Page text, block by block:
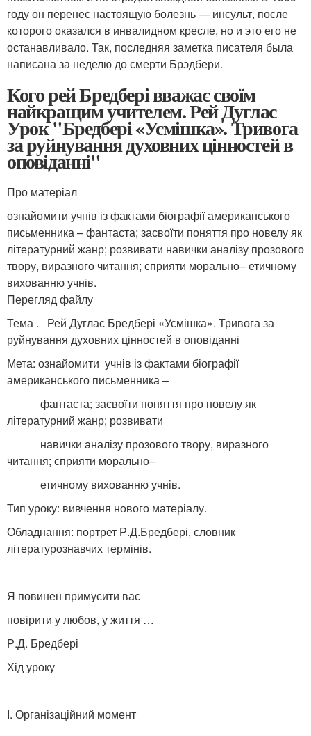
году он перенес настоящую болезнь — инсульт, после
которого оказался в инвалидном кресле, но и это его не
останавливало. Так, последняя заметка писателя была
написана за неделю до смерти Брэдбери.
Кого рей Бредбері вважає своїм
найкращим учителем. Рей Дуглас
Урок "Бредбері «Усмішка». Тривога
за руйнування духовних цінностей в
оповіданні"
Про матеріал
ознайомити учнів із фактами біографії американського
письменника – фантаста; засвоїти поняття про новелу як
літературний жанр; розвивати навички аналізу прозового
твору, виразного читання; сприяти морально– етичному
вихованню учнів.
Перегляд файлу
Тема . Рей Дуглас Бредбері «Усмішка». Тривога за
руйнування духовних цінностей в оповіданні
Мета: ознайомити учнів із фактами біографії
американського письменника –
фантаста; засвоїти поняття про новелу як
літературний жанр; розвивати
навички аналізу прозового твору, виразного
читання; сприяти морально–
етичному вихованню учнів.
Тип уроку: вивчення нового матеріалу.
Обладнання: портрет Р.Д.Бредбері, словник
літературознавчих термінів.
Я повинен примусити вас
повірити у любов, у життя …
Р.Д. Бредбері
Хід уроку
І. Організаційний момент